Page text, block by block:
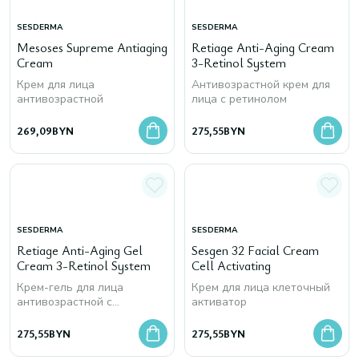
SESDERMA
Mesoses Supreme Antiaging
Cream
Крем для лица
антивозрастной
269,09BYN
SESDERMA
Retiage Anti-Aging Cream
3-Retinol System
Антивозрастной крем для
лица с ретинолом
275,55BYN
SESDERMA
Retiage Anti-Aging Gel
Cream 3-Retinol System
Крем-гель для лица
антивозрастной с
275,55BYN
SESDERMA
Sesgen 32 Facial Cream
Cell Activating
Крем для лица клеточный
активатор
275,55BYN